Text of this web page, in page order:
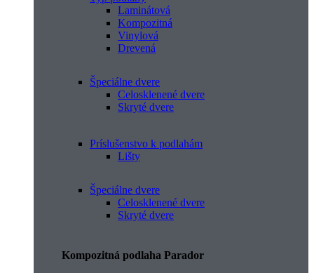
Laminátová
Kompozitná
Vinylová
Drevená
Špeciálne dvere
Celosklenené dvere
Skryté dvere
Príslušenstvo k podlahám
Lišty
Špeciálne dvere
Celosklenené dvere
Skryté dvere
Kompozitná podlaha Parador